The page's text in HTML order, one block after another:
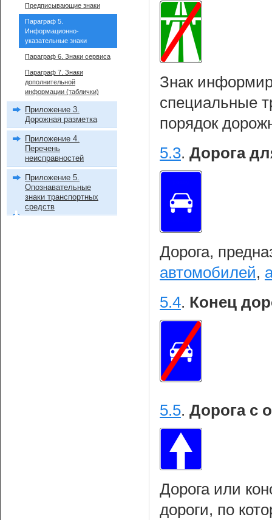
Знак
специальные
порядок
5.3. Дорога
Дорога,
автомобилей,
5.4. Конец
5.5. Дорога с
Дорога или
дороги, по
Предписывающие знаки
Параграф 5.
Информационно-
указательные знаки
Параграф 6. Знаки сервиса
Параграф 7. Знаки
дополнительной
информации (таблички)
Приложение 3.
Дорожная разметка
Приложение 4.
Перечень
неисправностей
Приложение 5.
Опознавательные
знаки транспортных
средств